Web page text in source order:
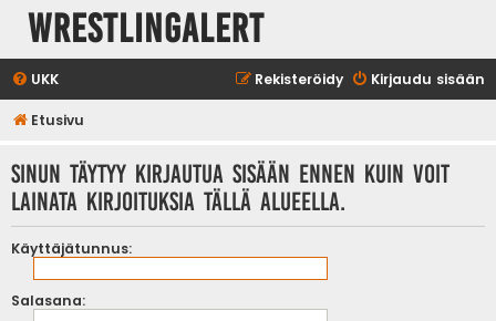
WrestlingAlert
UKK Kirjaudu sisään
Rekisteröidy
Etusivu
Sinun täytyy kirjautua sisään ennen kuin voit
lainata kirjoituksia tällä alueella.
Käyttäjätunnus:
Salasana: